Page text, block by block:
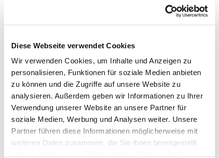
Diese Webseite verwendet Cookies
Wir verwenden Cookies, um Inhalte und Anzeigen zu
personalisieren, Funktionen für soziale Medien anbieten
zu können und die Zugriffe auf unsere Website zu
analysieren. Außerdem geben wir Informationen zu Ihrer
Verwendung unserer Website an unsere Partner für
soziale Medien, Werbung und Analysen weiter. Unsere
Partner führen diese Informationen möglicherweise mit
weiteren Daten zusammen, die Sie ihnen bereitgestellt